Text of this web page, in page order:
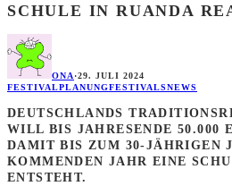
SCHULE IN RUANDA
ONA·29. JULI 2024
FESTIVALPLANUNGFESTIVALSNEWS
DEUTSCHLANDS
WILL BIS JAHRESENDE 50.000
DAMIT BIS ZUM 30-JÄHRIGEN
KOMMENDEN JAHR EINE
ENTSTEHT.